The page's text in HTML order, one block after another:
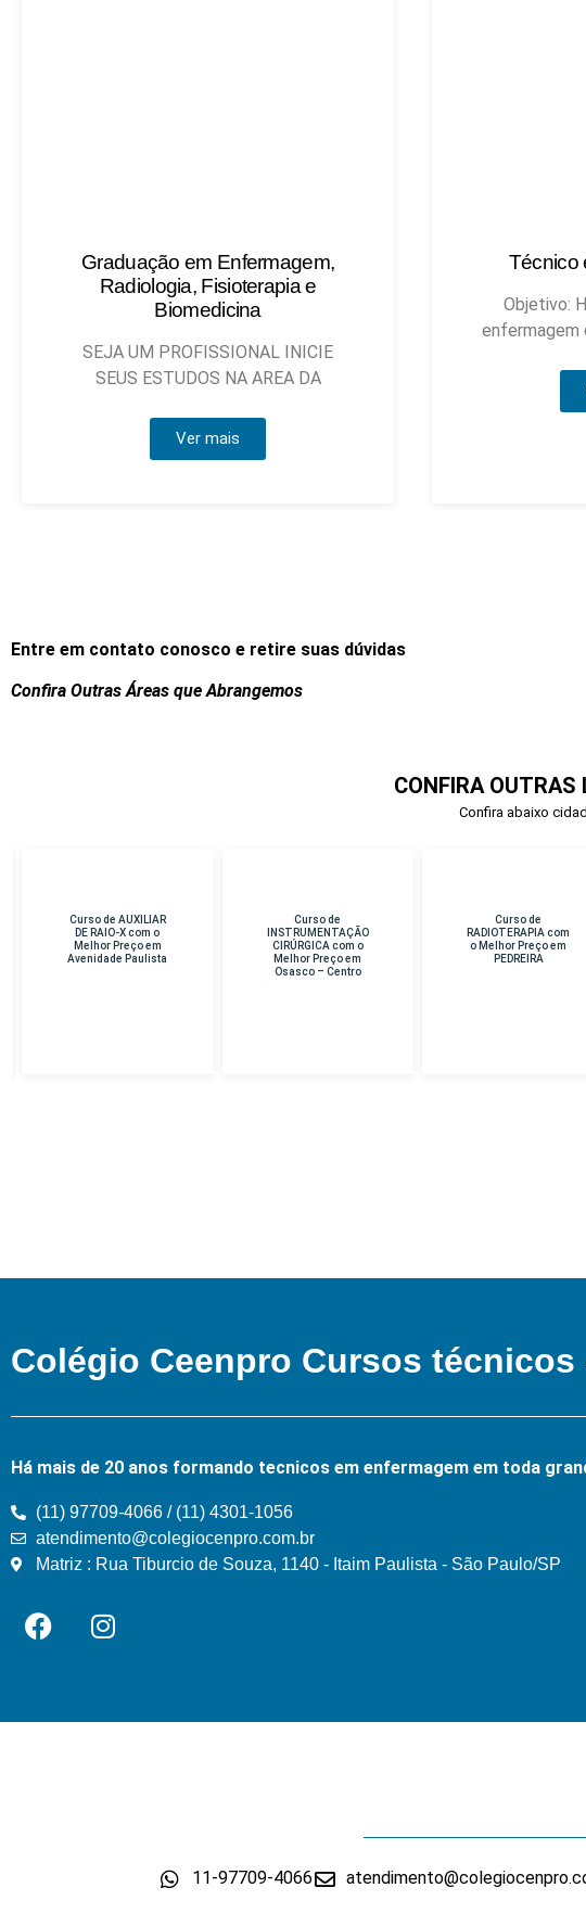
Técnico em Enfermagem
Objetivo: Habilitar técnicos de
Ver mais
Técnico
O Curso de
de
Entre em contato conosco e retire suas dúvidas
Confira Outras Áreas que Abrangemos
CONFIRA OUTRAS
Confira abaixo
Curso de
INSTRUMENTAÇÃO
CIRÚRGICA com o
Melhor Preço em
Curso de
RADIOTERAPIA com
o Melhor Preço em
PEDREIRA
Curso de AUXILIAR
DE RAIO-X com o
Melhor Preço em
Cachoeirinha
Colégio Ceenpro Cursos
Há mais de 20 anos formando tecnicos em enfermagem em toda
(11) 97709-4066 / (11) 4301-1056
atendimento@colegiocenpro.com.br
Matriz : Rua Tiburcio de Souza, 1140 - Itaim Paulista - São Paulo/SP
11-97709-4066